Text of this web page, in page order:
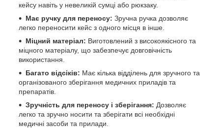
кейсу навіть у невеликій сумці або рюкзаку.
Має ручку для переносу: Зручна ручка дозволяє
легко переносити кейс з одного місця в інше.
Міцний матеріал: Виготовлений з високоякісного та
міцного матеріалу, що забезпечує довговічність
використання.
Багато відсіків: Має кілька відділень для зручного та
організованого зберігання медичних приладів та
препаратів.
Зручність для переносу і зберігання: Дозволяє
легко та зручно носити та зберігати всі необхідні
медичні засоби та прилади.